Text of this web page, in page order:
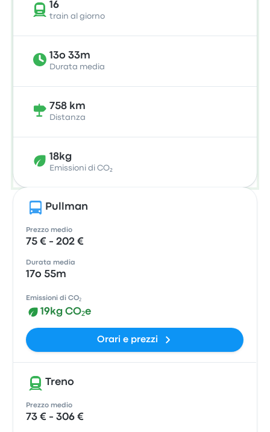
16
train al giorno
13o 33m
Durata media
758 km
Distanza
18kg
Emissioni di CO₂
Pullman
Prezzo medio
75 € - 202 €
Durata media
17o 55m
Emissioni di CO₂
19kg CO₂e
Orari e prezzi
Treno
Prezzo medio
73 € - 306 €